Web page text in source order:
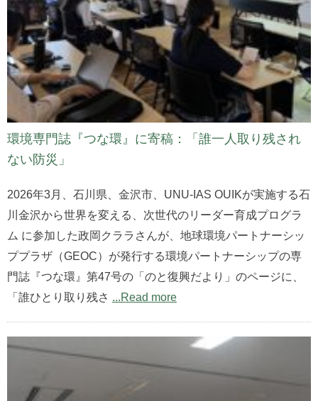
環境専門誌『つな環』に寄稿：「誰一人取り残され
ない防災」
2026年3月、石川県、金沢市、UNU-IAS OUIKが実施する石
川金沢から世界を変える、次世代のリーダー育成プログラ
ム に参加した政岡クララさんが、地球環境パートナーシッ
ププラザ（GEOC）が発行する環境パートナーシップの専
門誌『つな環』第47号の「のと復興だより」のページに、
「誰ひとり取り残さ ...Read more